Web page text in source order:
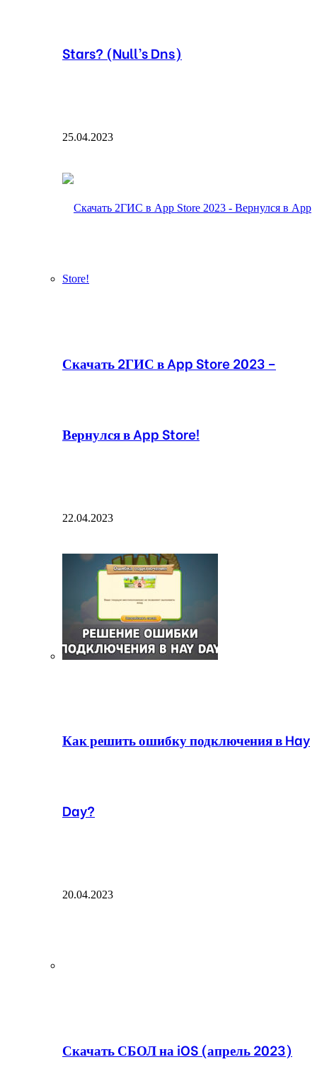
Stars? (Null’s Dns)
25.04.2023
Скачать 2ГИС в App Store 2023 –
Вернулся в App Store!
22.04.2023
Как решить ошибку подключения в Hay
Day?
20.04.2023
Скачать СБОЛ на iOS (апрель 2023)